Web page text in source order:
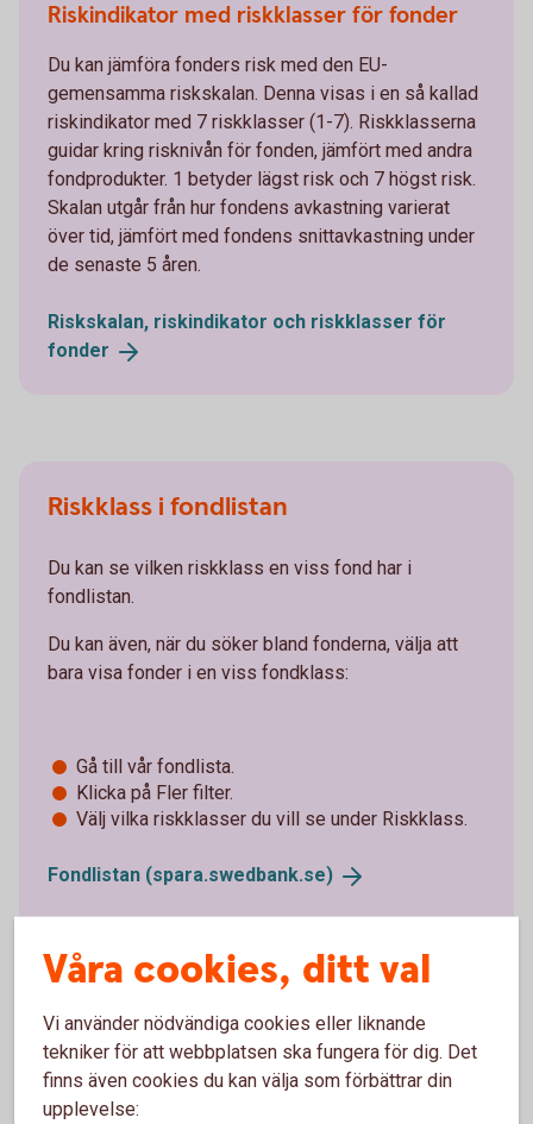
Riskindikator med riskklasser för fonder
Du kan jämföra fonders risk med den EU-
gemensamma riskskalan. Denna visas i en så kallad
riskindikator med 7 riskklasser (1-7). Riskklasserna
guidar kring risknivån för fonden, jämfört med andra
fondprodukter. 1 betyder lägst risk och 7 högst risk.
Skalan utgår från hur fondens avkastning varierat
över tid, jämfört med fondens snittavkastning under
de senaste 5 åren.
Riskskalan, riskindikator och riskklasser för
fonder
Riskklass i fondlistan
Du kan se vilken riskklass en viss fond har i
fondlistan.
Du kan även, när du söker bland fonderna, välja att
bara visa fonder i en viss fondklass:
Gå till vår fondlista.
Klicka på Fler filter.
Välj vilka riskklasser du vill se under Riskklass.
Fondlistan (spara.swedbank.se)
Olika typer av fonder och
Våra cookies, ditt val
Vi använder nödvändiga cookies eller liknande
tekniker för att webbplatsen ska fungera för dig. Det
finns även cookies du kan välja som förbättrar din
upplevelse: